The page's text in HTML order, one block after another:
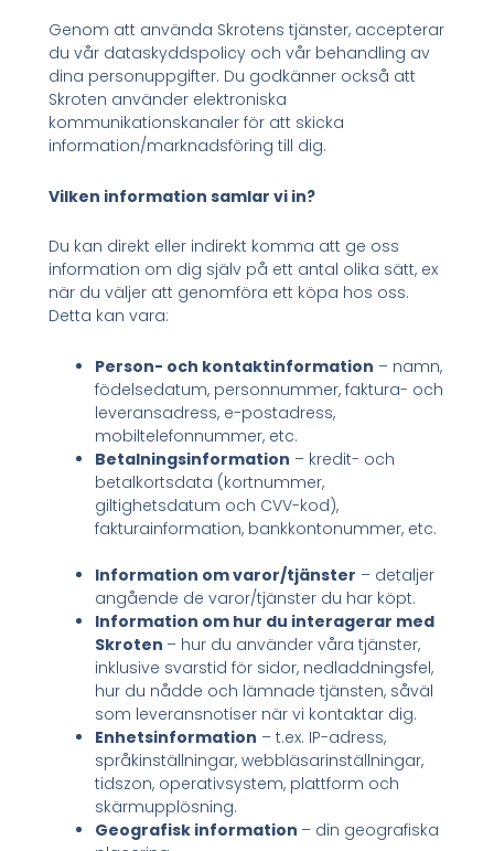
Genom att använda Skrotens tjänster, accepterar
du vår dataskyddspolicy och vår behandling av
dina personuppgifter. Du godkänner också att
Skroten använder elektroniska
kommunikationskanaler för att skicka
information/marknadsföring till dig.
Vilken information samlar vi in?
Du kan direkt eller indirekt komma att ge oss
information om dig själv på ett antal olika sätt, ex
när du väljer att genomföra ett köpa hos oss.
Detta kan vara:
Person- och kontaktinformation – namn,
födelsedatum, personnummer, faktura- och
leveransadress, e-postadress,
mobiltelefonnummer, etc.
Betalningsinformation – kredit- och
betalkortsdata (kortnummer,
giltighetsdatum och CVV-kod),
fakturainformation, bankkontonummer, etc.
Information om varor/tjänster – detaljer
angående de varor/tjänster du har köpt.
Information om hur du interagerar med
Skroten – hur du använder våra tjänster,
inklusive svarstid för sidor, nedladdningsfel,
hur du nådde och lämnade tjänsten, såväl
som leveransnotiser när vi kontaktar dig.
Enhetsinformation – t.ex. IP-adress,
språkinställningar, webbläsarinställningar,
tidszon, operativsystem, plattform och
skärmupplösning.
Geografisk information – din geografiska